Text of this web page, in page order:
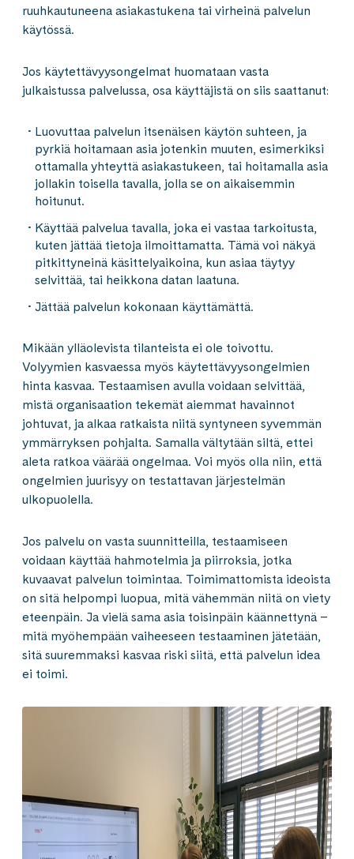
ruuhkautuneena asiakastukena tai virheinä palvelun
käytössä.
Jos käytettävyysongelmat huomataan vasta
julkaistussa palvelussa, osa käyttäjistä on siis saattanut:
Luovuttaa palvelun itsenäisen käytön suhteen, ja
pyrkiä hoitamaan asia jotenkin muuten, esimerkiksi
ottamalla yhteyttä asiakastukeen, tai hoitamalla asia
jollakin toisella tavalla, jolla se on aikaisemmin
hoitunut.
Käyttää palvelua tavalla, joka ei vastaa tarkoitusta,
kuten jättää tietoja ilmoittamatta. Tämä voi näkyä
pitkittyneinä käsittelyaikoina, kun asiaa täytyy
selvittää, tai heikkona datan laatuna.
Jättää palvelun kokonaan käyttämättä.
Mikään ylläolevista tilanteista ei ole toivottu.
Volyymien kasvaessa myös käytettävyysongelmien
hinta kasvaa. Testaamisen avulla voidaan selvittää,
mistä organisaation tekemät aiemmat havainnot
johtuvat, ja alkaa ratkaista niitä syntyneen syvemmän
ymmärryksen pohjalta. Samalla vältytään siltä, ettei
aleta ratkoa väärää ongelmaa. Voi myös olla niin, että
ongelmien juurisyy on testattavan järjestelmän
ulkopuolella.
Jos palvelu on vasta suunnitteilla, testaamiseen
voidaan käyttää hahmotelmia ja piirroksia, jotka
kuvaavat palvelun toimintaa. Toimimattomista ideoista
on sitä helpompi luopua, mitä vähemmän niitä on viety
eteenpäin. Ja vielä sama asia toisinpäin käännettynä –
mitä myöhempään vaiheeseen testaaminen jätetään,
sitä suuremmaksi kasvaa riski siitä, että palvelun idea
ei toimi.